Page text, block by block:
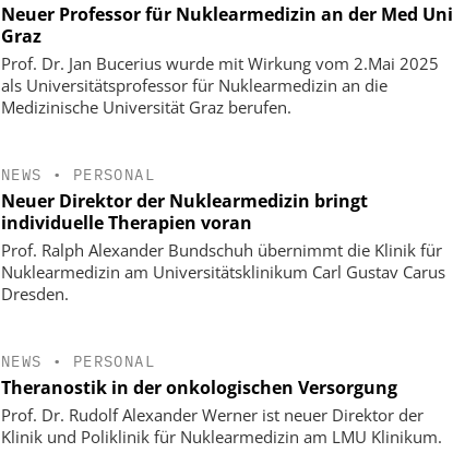
Neuer Professor für Nuklearmedizin an der Med Uni
Graz
Prof. Dr. Jan Bucerius wurde mit Wirkung vom 2.Mai 2025
als Universitätsprofessor für Nuklearmedizin an die
Medizinische Universität Graz berufen.
NEWS • PERSONAL
Neuer Direktor der Nuklearmedizin bringt
individuelle Therapien voran
Prof. Ralph Alexander Bundschuh übernimmt die Klinik für
Nuklearmedizin am Universitätsklinikum Carl Gustav Carus
Dresden.
NEWS • PERSONAL
Theranostik in der onkologischen Versorgung
Prof. Dr. Rudolf Alexander Werner ist neuer Direktor der
Klinik und Poliklinik für Nuklearmedizin am LMU Klinikum.